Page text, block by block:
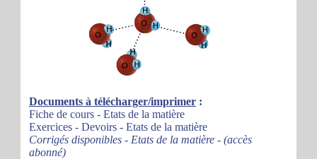
Documents à télécharger/imprimer :
Fiche de cours - Etats de la matière
Exercices - Devoirs - Etats de la matière
Corrigés disponibles - Etats de la matière - (accès
abonné)